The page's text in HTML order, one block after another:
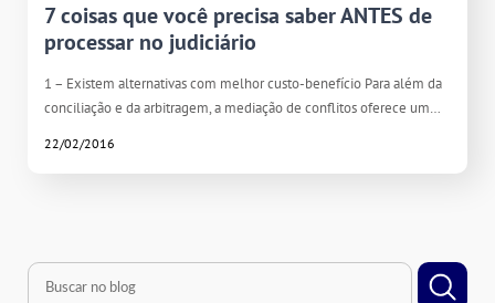
7 coisas que você precisa saber ANTES de
processar no judiciário
1 – Existem alternativas com melhor custo-benefício Para além da
conciliação e da arbitragem, a mediação de conflitos oferece um…
22/02/2016